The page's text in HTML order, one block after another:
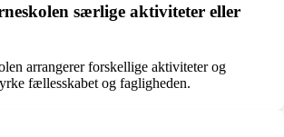
særlige aktiviteter eller
arrangerer forskellige aktiviteter og
fællesskabet og fagligheden.